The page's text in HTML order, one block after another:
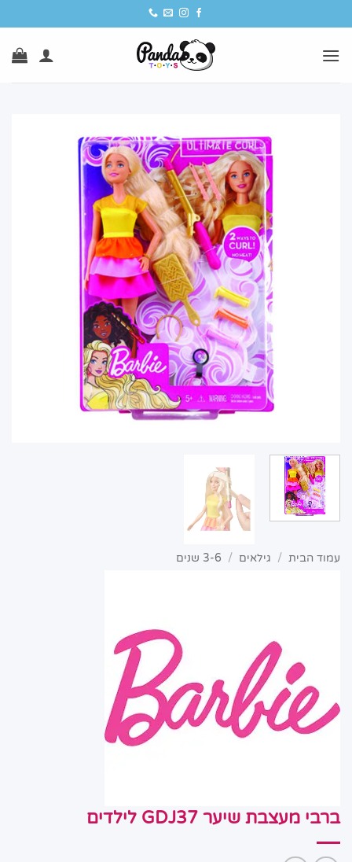
to
content
עמוד הבית / גילאים / 3-6 שנים
ברבי מעצבת שיער GDJ37 לילדים